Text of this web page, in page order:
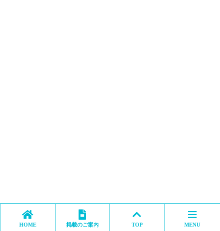
HOME 掲載のご案内 TOP MENU